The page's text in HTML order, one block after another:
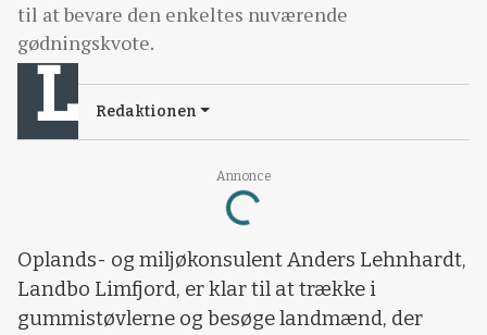
Annonce
Loading...
til at bevare den enkeltes nuværende
gødningskvote.
Redaktionen
Oplands- og miljøkonsulent Anders Lehnhardt,
Landbo Limfjord, er klar til at trække i
gummistøvlerne og besøge landmænd, der